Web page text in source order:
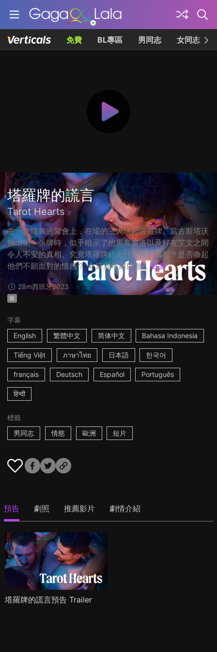
免費 BL專區 男同志 女同志
塔羅牌的謊言
Tarot Hearts
在一次隨興的聚會上，在場的三人玩起塔羅牌。當古斯塔沃
抽出第一張牌時，似乎暗示了他男友麥洛以及好友艾文之間
令人不安的真相。究竟塔羅牌給出什麼樣的指引？是否喚起
他們不願面對的情感？ ☆這局塔羅牌遊... 更多
28m西班牙2023
限
字幕
English
繁體中文 简体中文 Bahasa Indonesia
Tiếng Việt ภาษาไทย 日本語 한국어
français Deutsch Español Português
हिन्दी
標籤
男同志
情慾 歐洲 短片
預告 劇照 推薦影片 劇情介紹
塔羅牌的謊言預告 Trailer